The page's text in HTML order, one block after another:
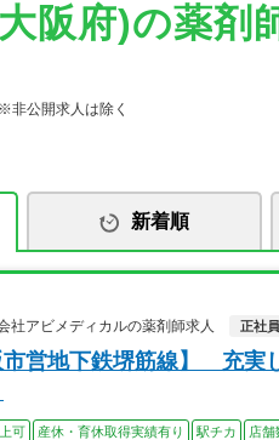
阪府)の薬剤
※非公開求人は除く
新着順
アビメディカルの薬剤師求人
正社員
市営地下鉄堺筋線】 充
可 産休・育休取得実績有り 駅チカ 店舗